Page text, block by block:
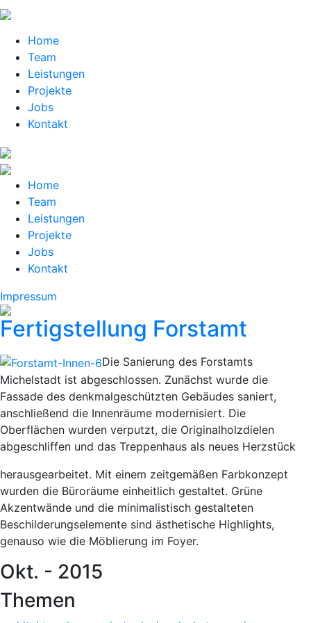
Home
Team
Leistungen
Projekte
Jobs
Kontakt
Home
Team
Leistungen
Projekte
Jobs
Kontakt
Impressum
Fertigstellung Forstamt
Die Sanierung des Forstamts
Michelstadt ist abgeschlossen. Zunächst wurde die
Fassade des denkmalgeschützten Gebäudes saniert,
anschließend die Innenräume modernisiert. Die
Oberflächen wurden verputzt, die Originalholzdielen
abgeschliffen und das Treppenhaus als neues Herzstück
herausgearbeitet. Mit einem zeitgemäßen Farbkonzept
wurden die Büroräume einheitlich gestaltet. Grüne
Akzentwände und die minimalistisch gestalteten
Beschilderungselemente sind ästhetische Highlights,
genauso wie die Möblierung im Foyer.
Okt. - 2015
Themen